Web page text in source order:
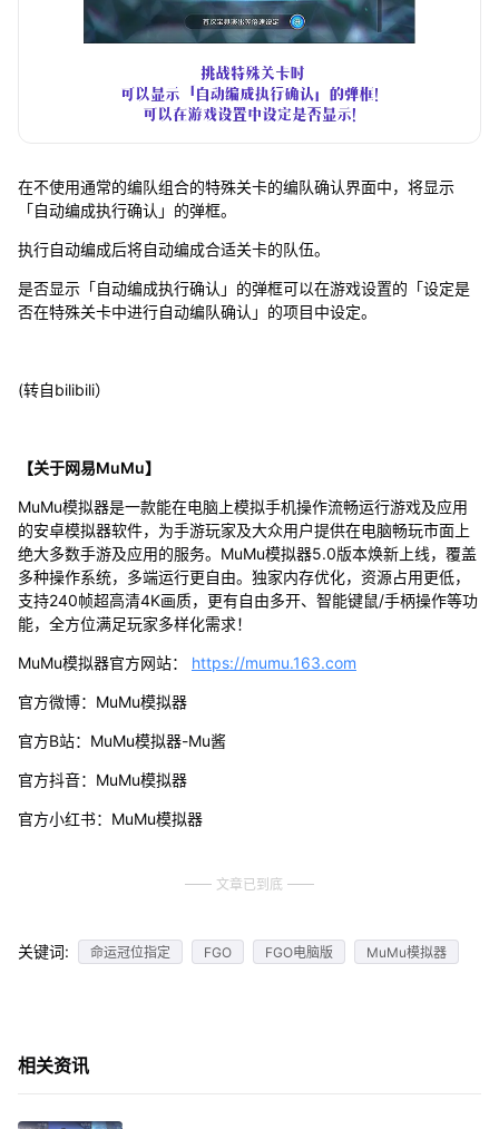
在不使用通常的编队组合的特殊关卡的编队确认界面中，将显示
「自动编成执行确认」的弹框。
执行自动编成后将自动编成合适关卡的队伍。
是否显示「自动编成执行确认」的弹框可以在游戏设置的「设定是
否在特殊关卡中进行自动编队确认」的项目中设定。
(转自bilibili）
【关于网易MuMu】
MuMu模拟器是一款能在电脑上模拟手机操作流畅运行游戏及应用
的安卓模拟器软件，为手游玩家及大众用户提供在电脑畅玩市面上
绝大多数手游及应用的服务。MuMu模拟器5.0版本焕新上线，覆盖
多种操作系统，多端运行更自由。独家内存优化，资源占用更低，
支持240帧超高清4K画质，更有自由多开、智能键鼠/手柄操作等功
能，全方位满足玩家多样化需求！
MuMu模拟器官方网站： https://mumu.163.com
官方微博：MuMu模拟器
官方B站：MuMu模拟器-Mu酱
官方抖音：MuMu模拟器
官方小红书：MuMu模拟器
文章已到底
关键词: 命运冠位指定 FGO FGO电脑版 MuMu模拟器
相关资讯